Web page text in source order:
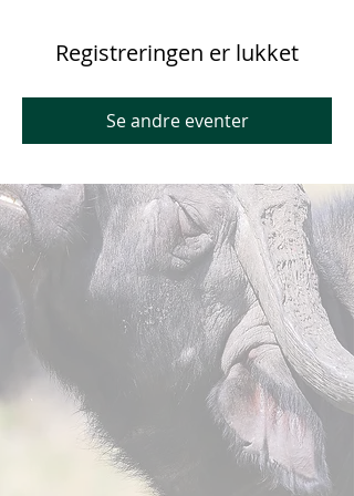
Registreringen er lukket
Se andre eventer